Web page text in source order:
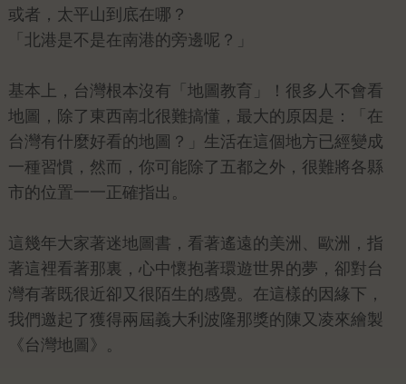
或者，太平山到底在哪？
「北港是不是在南港的旁邊呢？」
基本上，台灣根本沒有「地圖教育」！很多人不會看
地圖，除了東西南北很難搞懂，最大的原因是：「在
台灣有什麼好看的地圖？」生活在這個地方已經變成
一種習慣，然而，你可能除了五都之外，很難將各縣
市的位置一一正確指出。
這幾年大家著迷地圖書，看著遙遠的美洲、歐洲，指
著這裡看著那裏，心中懷抱著環遊世界的夢，卻對台
灣有著既很近卻又很陌生的感覺。在這樣的因緣下，
我們邀起了獲得兩屆義大利波隆那獎的陳又凌來繪製
《台灣地圖》。